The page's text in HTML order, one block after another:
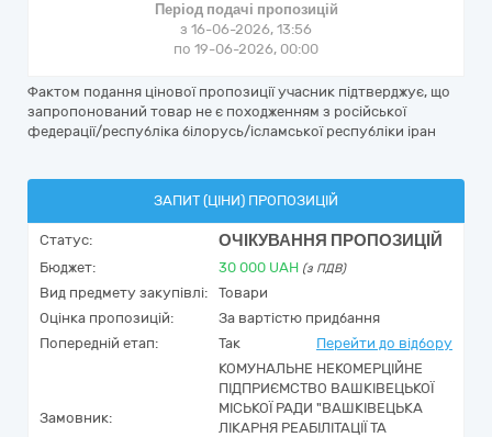
Період подачі пропозицій
з 16-06-2026, 13:56
по 19-06-2026, 00:00
Фактом подання цінової пропозиції учасник підтверджує, що
запропонований товар не є походженням з російської
федерації/республіка білорусь/ісламської республіки іран
ЗАПИТ (ЦІНИ) ПРОПОЗИЦІЙ
Статус: ОЧІКУВАННЯ ПРОПОЗИЦІЙ
Бюджет: 30 000 UAH (з ПДВ)
Вид предмету закупівлі:
Товари
Оцінка пропозицій:
За вартістю придбання
Попередній етап:
Так Перейти до відбору
Замовник:
КОМУНАЛЬНЕ НЕКОМЕРЦІЙНЕ
ПІДПРИЄМСТВО ВАШКІВЕЦЬКОЇ
МІСЬКОЇ РАДИ "ВАШКІВЕЦЬКА
ЛІКАРНЯ РЕАБІЛІТАЦІЇ ТА